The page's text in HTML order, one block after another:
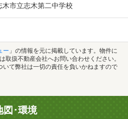
木市立志木第二中学校
ー 」の情報を元に掲載しています。物件に
取扱不動産会社へお問い合わせください。
て弊社は一切の責任を負いかねますので
図･環境